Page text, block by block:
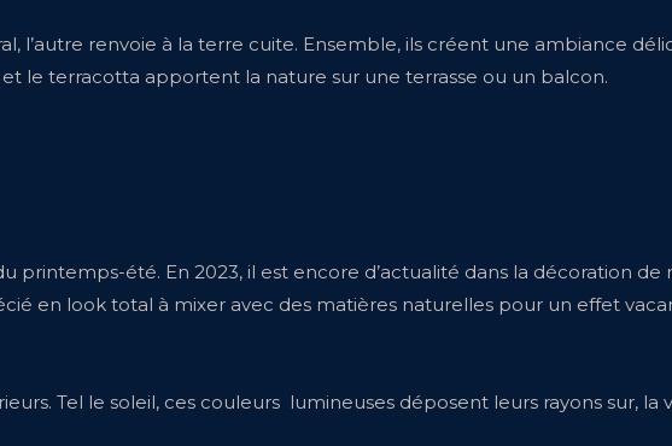
l’autre renvoie à la terre cuite. Ensemble, ils créent une ambiance
le terracotta apportent la nature sur une terrasse ou un balcon.
été. En 2023, il est encore d’actualité dans la décoration de
en look total à mixer avec des matières naturelles pour un effet
Tel le soleil, ces couleurs lumineuses déposent leurs rayons sur, la